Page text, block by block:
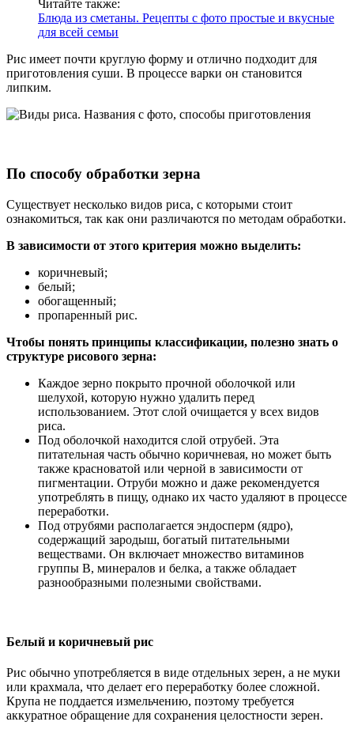
Читайте также:
Блюда из сметаны. Рецепты с фото простые и вкусные
для всей семьи
Рис имеет почти круглую форму и отлично подходит для
приготовления суши. В процессе варки он становится
липким.
По способу обработки зерна
Существует несколько видов риса, с которыми стоит
ознакомиться, так как они различаются по методам обработки.
В зависимости от этого критерия можно выделить:
коричневый;
белый;
обогащенный;
пропаренный рис.
Чтобы понять принципы классификации, полезно знать о
структуре рисового зерна:
Каждое зерно покрыто прочной оболочкой или
шелухой, которую нужно удалить перед
использованием. Этот слой очищается у всех видов
риса.
Под оболочкой находится слой отрубей. Эта
питательная часть обычно коричневая, но может быть
также красноватой или черной в зависимости от
пигментации. Отруби можно и даже рекомендуется
употреблять в пищу, однако их часто удаляют в процессе
переработки.
Под отрубями располагается эндосперм (ядро),
содержащий зародыш, богатый питательными
веществами. Он включает множество витаминов
группы B, минералов и белка, а также обладает
разнообразными полезными свойствами.
Белый и коричневый рис
Рис обычно употребляется в виде отдельных зерен, а не муки
или крахмала, что делает его переработку более сложной.
Крупа не поддается измельчению, поэтому требуется
аккуратное обращение для сохранения целостности зерен.